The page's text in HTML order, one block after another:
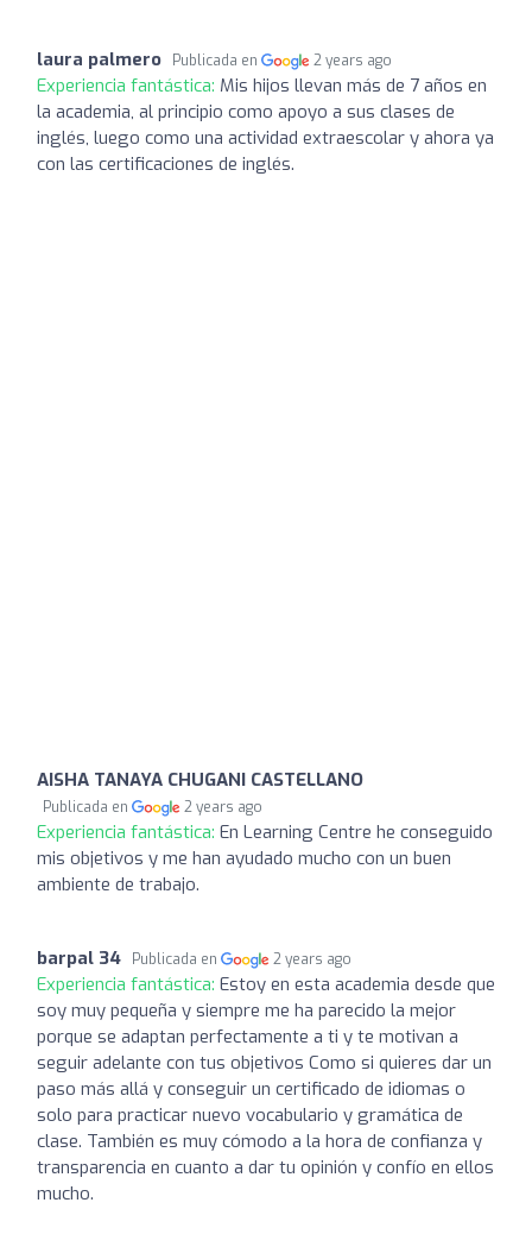
laura palmero Publicada en 2 years ago
Experiencia fantástica: Mis hijos llevan más de 7 años en
la academia, al principio como apoyo a sus clases de
inglés, luego como una actividad extraescolar y ahora ya
con las certificaciones de inglés.
AISHA TANAYA CHUGANI CASTELLANO
Publicada en 2 years ago
Experiencia fantástica: En Learning Centre he conseguido
mis objetivos y me han ayudado mucho con un buen
ambiente de trabajo.
barpal 34 Publicada en 2 years ago
Experiencia fantástica: Estoy en esta academia desde que
soy muy pequeña y siempre me ha parecido la mejor
porque se adaptan perfectamente a ti y te motivan a
seguir adelante con tus objetivos Como si quieres dar un
paso más allá y conseguir un certificado de idiomas o
solo para practicar nuevo vocabulario y gramática de
clase. También es muy cómodo a la hora de confianza y
transparencia en cuanto a dar tu opinión y confío en ellos
mucho.